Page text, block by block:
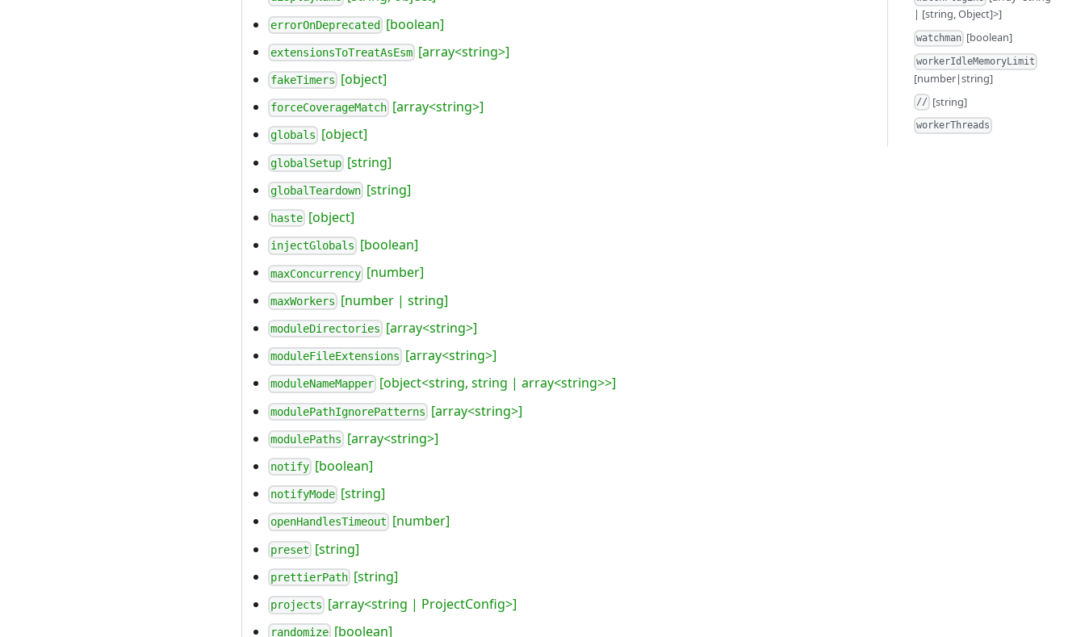
errorOnDeprecated [boolean]
extensionsToTreatAsEsm [array<string>]
fakeTimers [object]
forceCoverageMatch [array<string>]
globals [object]
globalSetup [string]
globalTeardown [string]
haste [object]
injectGlobals [boolean]
maxConcurrency [number]
maxWorkers [number | string]
moduleDirectories [array<string>]
moduleFileExtensions [array<string>]
moduleNameMapper [object<string, string | array<string>>]
modulePathIgnorePatterns [array<string>]
modulePaths [array<string>]
notify [boolean]
notifyMode [string]
openHandlesTimeout [number]
preset [string]
prettierPath [string]
projects [array<string | ProjectConfig>]
randomize [boolean]
| [string, Object]>]
watchman [boolean]
workerIdleMemoryLimit
[number|string]
// [string]
workerThreads